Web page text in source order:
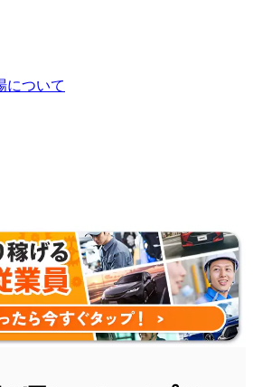
について